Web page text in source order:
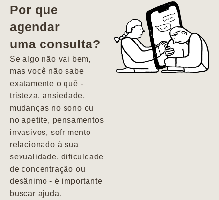
vida. Ela me
encontrou num
estado misto de
depressão e
agitação com
pensamentos
Por que
agendar
uma consulta?
Se algo não vai bem,
mas você não sabe
exatamente o quê -
tristeza, ansiedade,
mudanças no sono ou
no apetite, pensamentos
invasivos, sofrimento
relacionado à sua
sexualidade, dificuldade
de concentração ou
desânimo - é importante
buscar ajuda.